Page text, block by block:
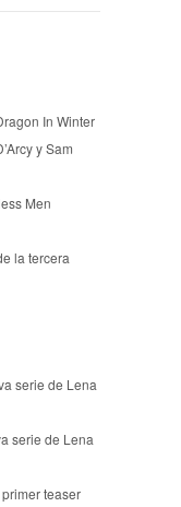
In Winter
y Sam
Men
la tercera
serie de Lena
serie de Lena
teaser